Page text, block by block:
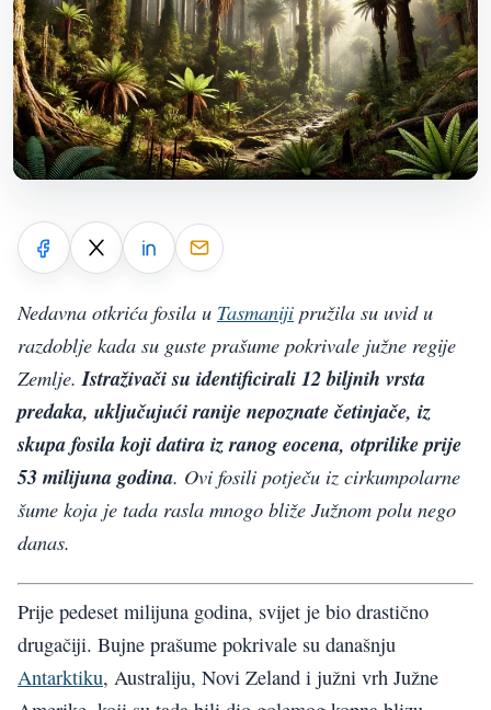
Nedavna otkrića fosila u Tasmaniji pružila su uvid u
razdoblje kada su guste prašume pokrivale južne regije
Zemlje. Istraživači su identificirali 12 biljnih vrsta
predaka, uključujući ranije nepoznate četinjače, iz
skupa fosila koji datira iz ranog eocena, otprilike prije
53 milijuna godina. Ovi fosili potječu iz cirkumpolarne
šume koja je tada rasla mnogo bliže Južnom polu nego
danas.
Prije pedeset milijuna godina, svijet je bio drastično
drugačiji. Bujne prašume pokrivale su današnju
Antarktiku, Australiju, Novi Zeland i južni vrh Južne